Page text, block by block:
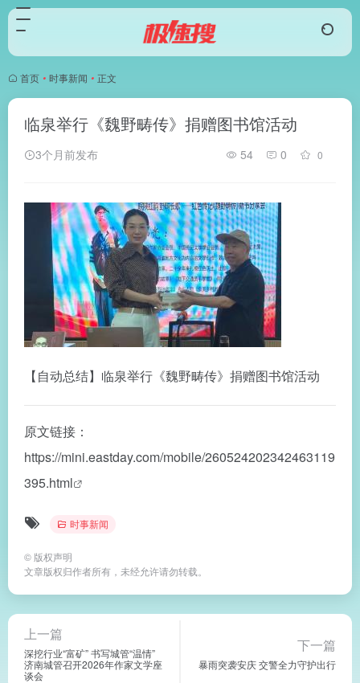
首页 • 时事新闻 • 正文
临泉举行《魏野畴传》捐赠图书馆活动
3个月前发布 54 0 0
【自动总结】临泉举行《魏野畴传》捐赠图书馆活动
原文链接：
https://mini.eastday.com/mobile/260524202342463119
395.html
时事新闻
© 版权声明
文章版权归作者所有，未经允许请勿转载。
上一篇
深挖行业“富矿” 书写城管“温情”
济南城管召开2026年作家文学座
谈会
下一篇
暴雨突袭安庆 交警全力守护出行